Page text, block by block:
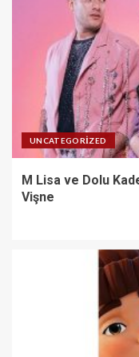
UNCATEGORIZED
M Lisa ve Dolu
Vişne